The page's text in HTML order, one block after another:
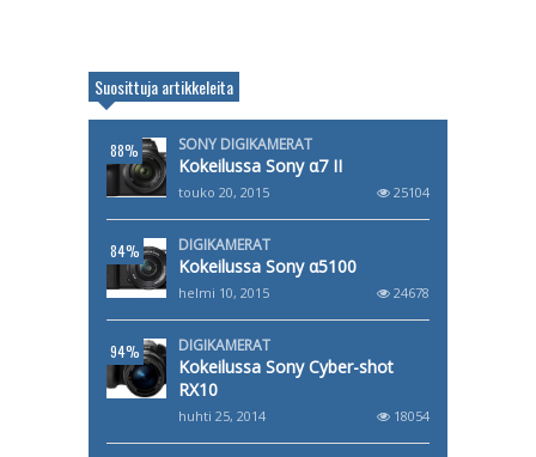
Suosittuja artikkeleita
88% SONY DIGIKAMERAT
Kokeilussa Sony α7 II
touko 20, 2015 25104
84% DIGIKAMERAT
Kokeilussa Sony α5100
helmi 10, 2015 24678
94% DIGIKAMERAT
Kokeilussa Sony Cyber-shot
RX10
huhti 25, 2014 18054